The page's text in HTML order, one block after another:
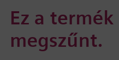
Ez a termék
megszűnt.